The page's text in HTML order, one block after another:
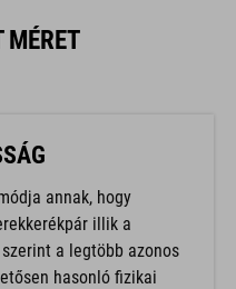
annak, hogy
illik a
a legtöbb azonos
hasonló fizikai